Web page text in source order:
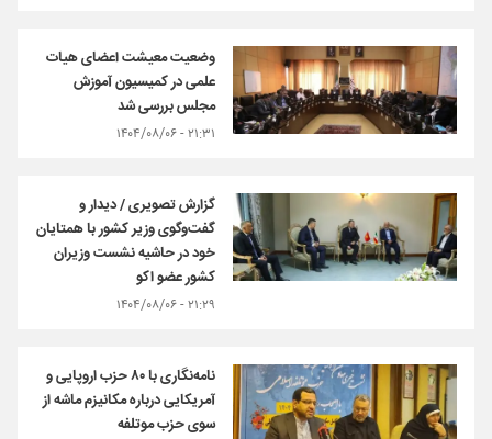
وضعیت معیشت اعضای هیات
علمی در کمیسیون آموزش
مجلس بررسی شد
۲۱:۳۱ - ۱۴۰۴/۰۸/۰۶
گزارش تصویری / دیدار و
گفت‌وگوی وزیر کشور با همتایان
خود در حاشیه نشست وزیران
کشور عضو اکو
۲۱:۲۹ - ۱۴۰۴/۰۸/۰۶
نامه‌نگاری با ۸۰ حزب اروپایی و
آمریکایی درباره مکانیزم ماشه از
سوی حزب موتلفه